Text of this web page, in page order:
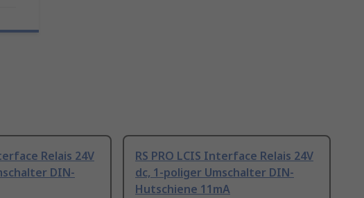
Relais 24V
DIN-
RS PRO LCIS Interface Relais 24V
dc, 1-poliger Umschalter DIN-
Hutschiene 11mA